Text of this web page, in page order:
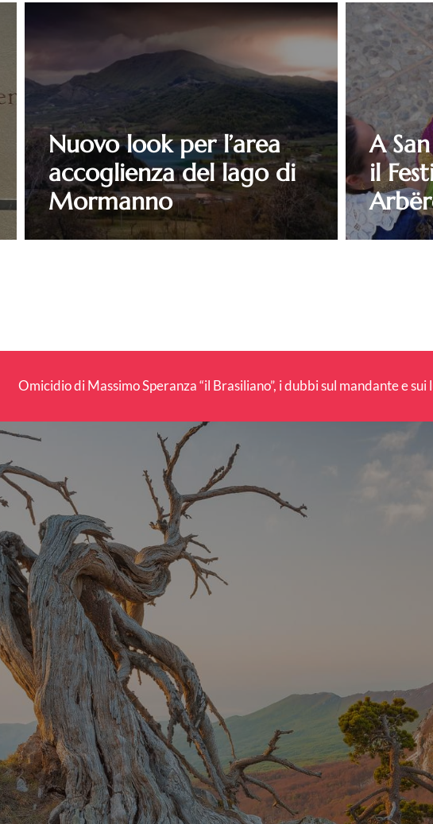
Nuovo look per l’area
accoglienza del lago di
Mormanno
A
il
Confagricoltura Calabria: con Alberta Nesci il Consorzio “Terre di Reggio